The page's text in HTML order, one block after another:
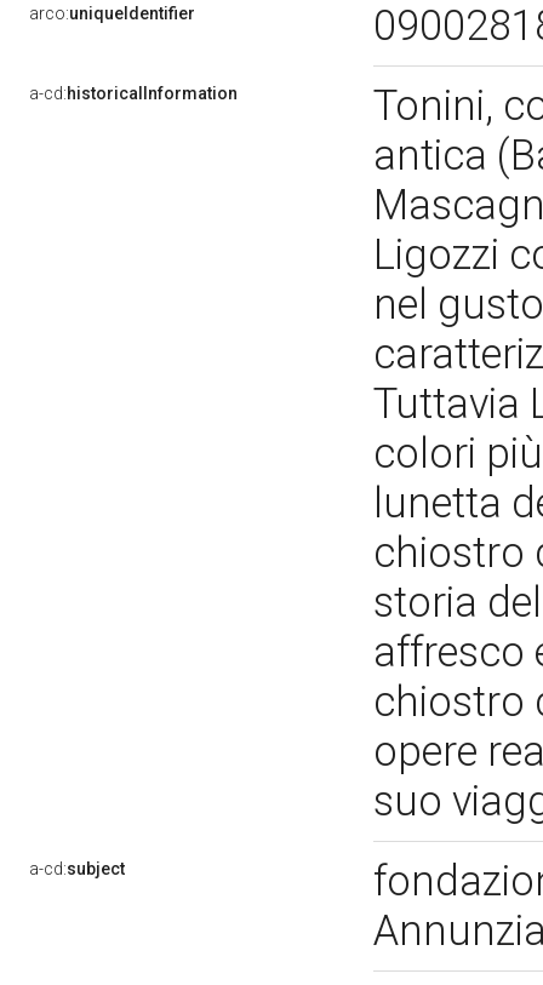
arco:uniqueIdentifier
a-cd:historicalInformation
Tonini,
antica
Ligozzi
nel
Tuttavia
colori
lunetta
chiostro
storia
affresco
chiostro
opere
suo
a-cd:subject